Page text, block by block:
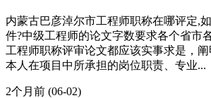
内蒙古巴彦淖尔市工程师职称在哪评定,
件?中级工程师的论文字数要求各个省市
工程师职称评审论文都应该实事求是，
本人在项目中所承担的岗位职责、专业...
2个月前 (06-02)